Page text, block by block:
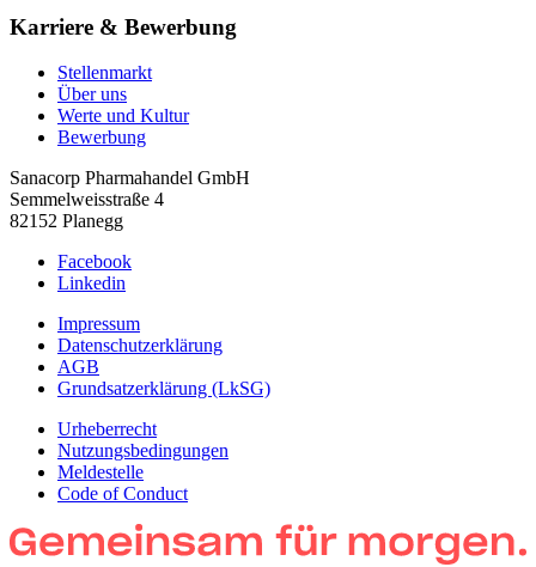
Karriere & Bewerbung
Stellenmarkt
Über uns
Werte und Kultur
Bewerbung
Sanacorp Pharmahandel GmbH
Semmelweisstraße 4
82152 Planegg
Facebook
Linkedin
Impressum
Datenschutzerklärung
AGB
Grundsatzerklärung (LkSG)
Urheberrecht
Nutzungsbedingungen
Meldestelle
Code of Conduct